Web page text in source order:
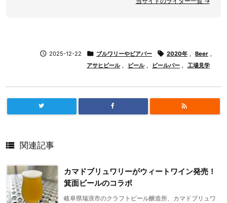
 2025-12-22  ブルワリーやビアバー  2020年 , Beer ,
アサヒビール , ビール , ビールバー , 工場見学

 関連記事
カマドブリュワリーがウィートワイン発売！
箕面ビールのコラボ
岐阜県瑞浪市のクラフトビール醸造所、カマドブリュワ